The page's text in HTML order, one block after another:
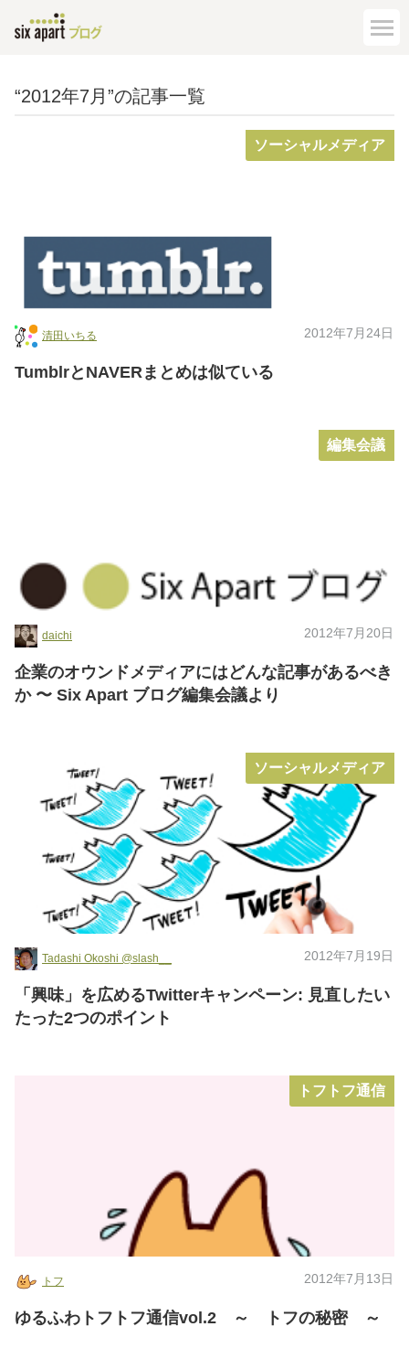
“2012年7月”の記事一覧
ソーシャルメディア
清田いちる 2012年7月24日
TumblrとNAVERまとめは似ている
編集会議
daichi 2012年7月20日
企業のオウンドメディアにはどんな記事があるべき
か 〜 Six Apart ブログ編集会議より
ソーシャルメディア
Tadashi Okoshi @slash__ 2012年7月19日
「興味」を広めるTwitterキャンペーン: 見直したい
たった2つのポイント
トフトフ通信
トフ 2012年7月13日
ゆるふわトフトフ通信vol.2 ～ トフの秘密 ～